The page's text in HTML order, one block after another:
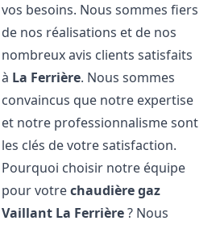
vos besoins. Nous sommes fiers
de nos réalisations et de nos
nombreux avis clients satisfaits
à La Ferrière. Nous sommes
convaincus que notre expertise
et notre professionnalisme sont
les clés de votre satisfaction.
Pourquoi choisir notre équipe
pour votrechaudière gaz
Vaillant La Ferrière? Nous